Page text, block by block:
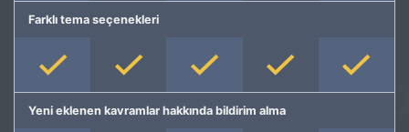
Farklı tema seçenekleri
Yeni eklenen kavramlar hakkında bildirim alma